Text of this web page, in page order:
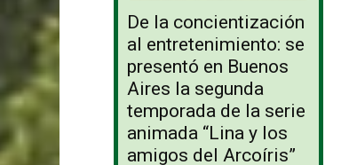
De la concientización
al entretenimiento: se
presentó en Buenos
Aires la segunda
temporada de la serie
animada “Lina y los
amigos del Arcoíris”